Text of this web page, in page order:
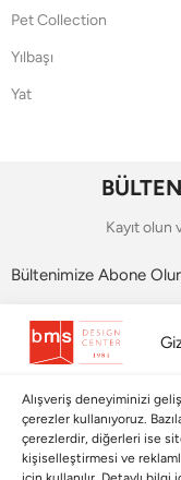
Alışveriş deneyiminizi
çerezler kullanıyoruz.
çerezlerdir, diğerleri ise
kişiselleştirmesi ve
Pet Collection
Yılbaşı
Yat
Kayıt olun
Bültenimize Abone